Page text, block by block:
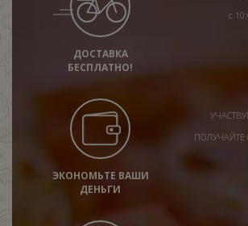
ДОСТАВКА
БЕСПЛАТНО!
с
ЭКОНОМЬТЕ ВАШИ
ДЕНЬГИ
ПОЛУЧАЙТЕ